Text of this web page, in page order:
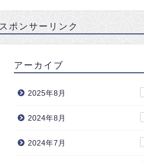
スポンサーリンク
アーカイブ
2025年8月
2024年8月
2024年7月